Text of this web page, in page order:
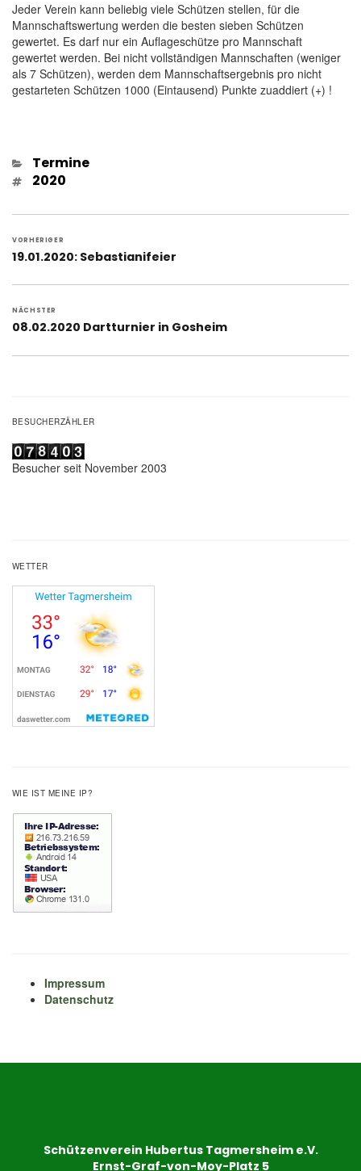
Jeder Verein kann beliebig viele Schützen stellen, für die
Mannschaftswertung werden die besten sieben Schützen
gewertet. Es darf nur ein Auflageschütze pro Mannschaft
gewertet werden. Bei nicht vollständigen Mannschaften (weniger
als 7 Schützen), werden dem Mannschaftsergebnis pro nicht
gestarteten Schützen 1000 (Eintausend) Punkte zuaddiert (+) !
Kategorien
Termine
Schlagwörter
2020
VORHERIGER
Vorheriger
19.01.2020: Sebastianifeier
NÄCHSTER
Nächster
08.02.2020 Dartturnier in Gosheim
BESUCHERZÄHLER
Besucher seit November 2003
WETTER
WIE IST MEINE IP?
Impressum
Datenschutz
Schützenverein Hubertus Tagmersheim e.V.
Ernst-Graf-von-Moy-Platz 5